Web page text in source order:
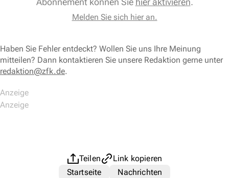
Melden Sie sich hier an.
Haben Sie Fehler entdeckt? Wollen Sie uns Ihre Meinung
mitteilen? Dann kontaktieren Sie unsere Redaktion gerne unter
redaktion@zfk.de.
Teilen
Link kopieren
Startseite
Nachrichten